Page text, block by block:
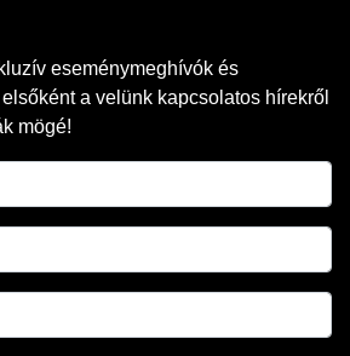
eseménymeghívók és
a velünk kapcsolatos hírekről
mögé!